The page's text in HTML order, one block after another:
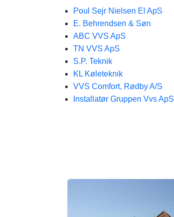
Poul Sejr Nielsen El ApS
E. Behrendsen & Søn
ABC VVS ApS
TN VVS ApS
S.P. Teknik
KL Køleteknik
VVS Comfort, Rødby A/S
Installatør Gruppen Vvs ApS